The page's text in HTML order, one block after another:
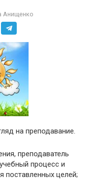
Анищенко
на преподавание.
преподаватель
процесс и
поставленных целей;